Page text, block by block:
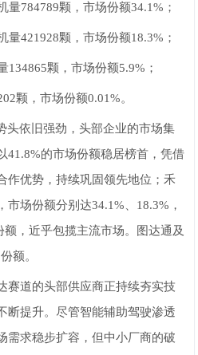
量784789颗，市场份额34.1%；
量421928颗，市场份额18.3%；
134865颗，市场份额5.9%；
颗，市场份额0.01%。
头依旧强劲，头部企业的市场集
41.8%的市场份额稳居榜首，凭借
作优势，持续巩固领先地位；禾
场份额分别达34.1%、18.3%，
，近乎包揽主流市场。图达通及
额。
赛道的头部供应商正持续夯实技
断提升。尽管智能辅助驾驶渗透
需求稳步扩容，但中小厂商的破